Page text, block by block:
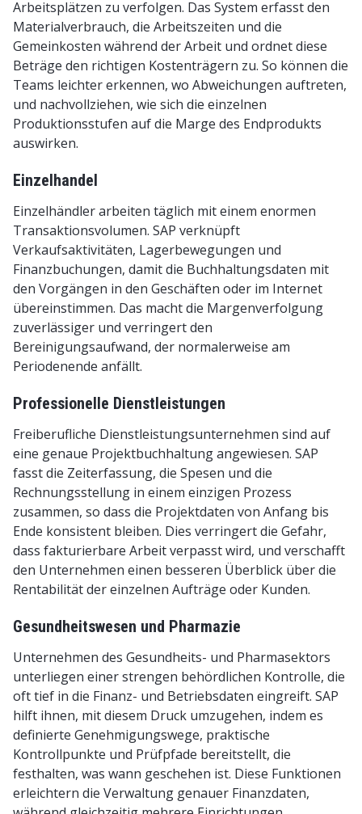
Arbeitsplätzen zu verfolgen. Das System erfasst den
Materialverbrauch, die Arbeitszeiten und die
Gemeinkosten während der Arbeit und ordnet diese
Beträge den richtigen Kostenträgern zu. So können die
Teams leichter erkennen, wo Abweichungen auftreten,
und nachvollziehen, wie sich die einzelnen
Produktionsstufen auf die Marge des Endprodukts
auswirken.
Einzelhandel
Einzelhändler arbeiten täglich mit einem enormen
Transaktionsvolumen. SAP verknüpft
Verkaufsaktivitäten, Lagerbewegungen und
Finanzbuchungen, damit die Buchhaltungsdaten mit
den Vorgängen in den Geschäften oder im Internet
übereinstimmen. Das macht die Margenverfolgung
zuverlässiger und verringert den
Bereinigungsaufwand, der normalerweise am
Periodenende anfällt.
Professionelle Dienstleistungen
Freiberufliche Dienstleistungsunternehmen sind auf
eine genaue Projektbuchhaltung angewiesen. SAP
fasst die Zeiterfassung, die Spesen und die
Rechnungsstellung in einem einzigen Prozess
zusammen, so dass die Projektdaten von Anfang bis
Ende konsistent bleiben. Dies verringert die Gefahr,
dass fakturierbare Arbeit verpasst wird, und verschafft
den Unternehmen einen besseren Überblick über die
Rentabilität der einzelnen Aufträge oder Kunden.
Gesundheitswesen und Pharmazie
Unternehmen des Gesundheits- und Pharmasektors
unterliegen einer strengen behördlichen Kontrolle, die
oft tief in die Finanz- und Betriebsdaten eingreift. SAP
hilft ihnen, mit diesem Druck umzugehen, indem es
definierte Genehmigungswege, praktische
Kontrollpunkte und Prüfpfade bereitstellt, die
festhalten, was wann geschehen ist. Diese Funktionen
erleichtern die Verwaltung genauer Finanzdaten,